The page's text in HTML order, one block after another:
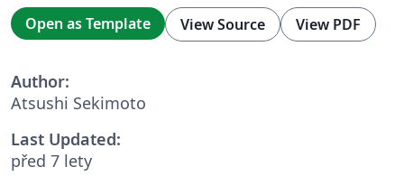
Open as Template View Source View PDF
Author:
Atsushi Sekimoto
Last Updated:
před 7 lety